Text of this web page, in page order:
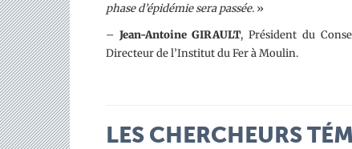
phase d’épidémie sera passée. »
– Jean-Antoine GIRAULT, Président du
Directeur de l’Institut du Fer à Moulin.
LES CHERCHEURS